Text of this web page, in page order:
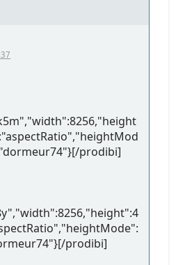
prodibi]
prodibi]